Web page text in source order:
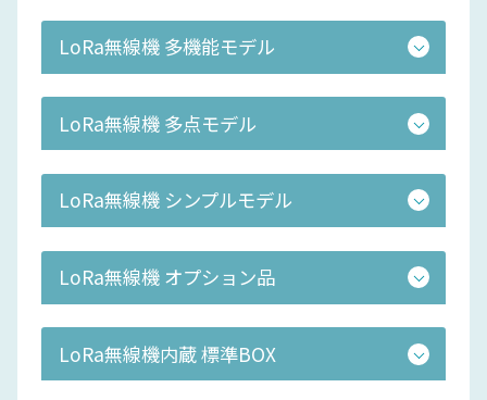
LoRa無線機 多機能モデル
LoRa無線機 多点モデル
LoRa無線機 シンプルモデル
LoRa無線機 オプション品
LoRa無線機内蔵 標準BOX